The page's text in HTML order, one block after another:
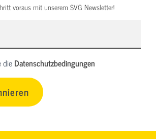
voraus mit unserem SVG Newsletter!
dieDatenschutzbedingungen